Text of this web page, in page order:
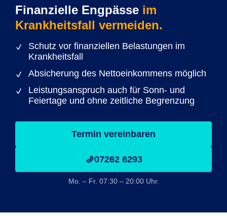
Finanzielle Engpässe im
Krankheitsfall vermeiden.
Schutz vor finanziellen Belastungen im
Krankheitsfall
Absicherung des Nettoeinkommens möglich
Leistungsanspruch auch für Sonn- und
Feiertage und ohne zeitliche Begrenzung
Termin vereinbaren
07262 6293
Mo. – Fr. 07:30 – 20:00 Uhr.